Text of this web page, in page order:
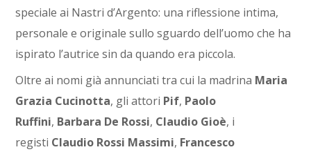
speciale ai Nastri d’Argento: una riflessione intima,
personale e originale sullo sguardo dell’uomo che ha
ispirato l’autrice sin da quando era piccola.
Oltre ai nomi già annunciati tra cui la madrina Maria
Grazia Cucinotta, gli attori Pif, Paolo
Ruffini, Barbara De Rossi, Claudio Gioè, i
registi Claudio Rossi Massimi, Francesco